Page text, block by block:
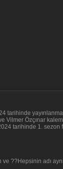
tarihinde
Vilmer Özçınar
tarihinde 1.
??Hepsinin adı